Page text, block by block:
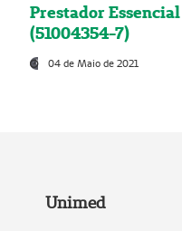
Prestador
(51004354-7)
04 de Maio de 2021
Unimed